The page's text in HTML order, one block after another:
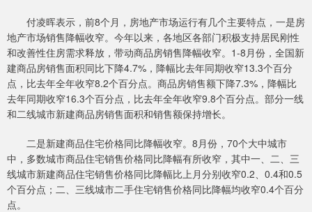
付凌晖表示，前8个月，房地产市场运行有几个主要特点，一是房
地产市场销售降幅收窄。今年以来，各地区各部门积极支持居民刚性
和改善性住房需求释放，带动商品房销售降幅收窄。1-8月份，全国新
建商品房销售面积同比下降4.7%，降幅比去年同期收窄13.3个百分
点，比去年全年收窄8.2个百分点。商品房销售额下降7.3%，降幅比
去年同期收窄16.3个百分点，比去年全年收窄9.8个百分点。部分一线
和二线城市新建商品房销售面积和销售额保持增长。
二是新建商品住宅价格同比降幅收窄。8月份，70个大中城市
中，多数城市商品住宅销售价格同比降幅有所收窄，其中一、二、三
线城市新建商品住宅销售价格同比降幅比上月分别收窄0.2、0.4和0.5
个百分点；二、三线城市二手住宅销售价格同比降幅均收窄0.4个百分
点。